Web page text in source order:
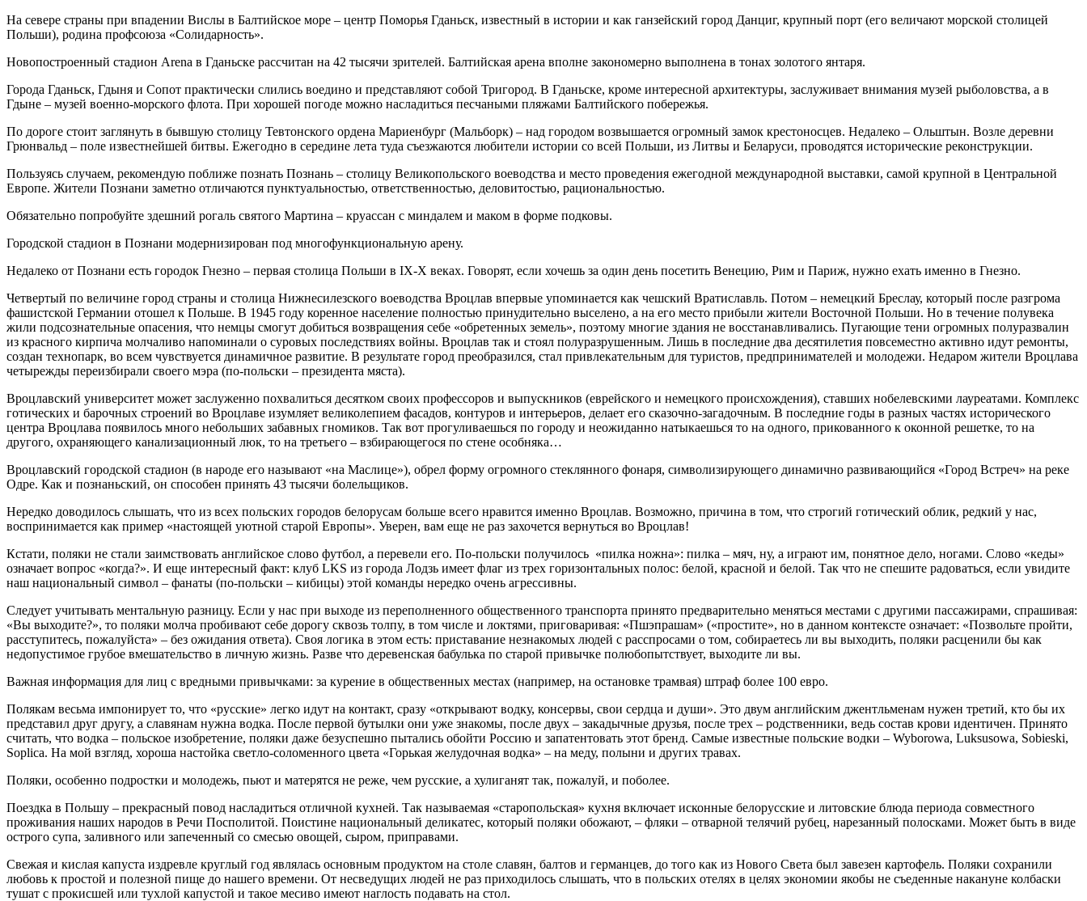
На севере страны при впадении Вислы в Балтийское море – центр Поморья Гданьск, известный в истории и как ганзейский город Данциг, крупный порт (его величают морской столицей
Польши), родина профсоюза «Солидарность».
Новопостроенный стадион Arena в Гданьске рассчитан на 42 тысячи зрителей. Балтийская арена вполне закономерно выполнена в тонах золотого янтаря.
Города Гданьск, Гдыня и Сопот практически слились воедино и представляют собой Тригород. В Гданьске, кроме интересной архитектуры, заслуживает внимания музей рыболовства, а в
Гдыне – музей военно-морского флота. При хорошей погоде можно насладиться песчаными пляжами Балтийского побережья.
По дороге стоит заглянуть в бывшую столицу Тевтонского ордена Мариенбург (Мальборк) – над городом возвышается огромный замок крестоносцев. Недалеко – Ольштын. Возле деревни
Грюнвальд – поле известнейшей битвы. Ежегодно в середине лета туда съезжаются любители истории со всей Польши, из Литвы и Беларуси, проводятся исторические реконструкции.
Пользуясь случаем, рекомендую поближе познать Познань – столицу Великопольского воеводства и место проведения ежегодной международной выставки, самой крупной в Центральной
Европе. Жители Познани заметно отличаются пунктуальностью, ответственностью, деловитостью, рациональностью.
Обязательно попробуйте здешний рогаль святого Мартина – круассан с миндалем и маком в форме подковы.
Городской стадион в Познани модернизирован под многофункциональную арену.
Недалеко от Познани есть городок Гнезно – первая столица Польши в IX-X веках. Говорят, если хочешь за один день посетить Венецию, Рим и Париж, нужно ехать именно в Гнезно.
Четвертый по величине город страны и столица Нижнесилезского воеводства Вроцлав впервые упоминается как чешский Вратиславль. Потом – немецкий Бреслау, который после разгрома
фашистской Германии отошел к Польше. В 1945 году коренное население полностью принудительно выселено, а на его место прибыли жители Восточной Польши. Но в течение полувека
жили подсознательные опасения, что немцы смогут добиться возвращения себе «обретенных земель», поэтому многие здания не восстанавливались. Пугающие тени огромных полуразвалин
из красного кирпича молчаливо напоминали о суровых последствиях войны. Вроцлав так и стоял полуразрушенным. Лишь в последние два десятилетия повсеместно активно идут ремонты,
создан технопарк, во всем чувствуется динамичное развитие. В результате город преобразился, стал привлекательным для туристов, предпринимателей и молодежи. Недаром жители Вроцлава
четырежды переизбирали своего мэра (по-польски – президента мяста).
Вроцлавский университет может заслуженно похвалиться десятком своих профессоров и выпускников (еврейского и немецкого происхождения), ставших нобелевскими лауреатами. Комплекс
готических и барочных строений во Вроцлаве изумляет великолепием фасадов, контуров и интерьеров, делает его сказочно-загадочным. В последние годы в разных частях исторического
центра Вроцлава появилось много небольших забавных гномиков. Так вот прогуливаешься по городу и неожиданно натыкаешься то на одного, прикованного к оконной решетке, то на
другого, охраняющего канализационный люк, то на третьего – взбирающегося по стене особняка…
Вроцлавский городской стадион (в народе его называют «на Маслице»), обрел форму огромного стеклянного фонаря, символизирующего динамично развивающийся «Город Встреч» на реке
Одре. Как и познаньский, он способен принять 43 тысячи болельщиков.
Нередко доводилось слышать, что из всех польских городов белорусам больше всего нравится именно Вроцлав. Возможно, причина в том, что строгий готический облик, редкий у нас,
воспринимается как пример «настоящей уютной старой Европы». Уверен, вам еще не раз захочется вернуться во Вроцлав!
Кстати, поляки не стали заимствовать английское слово футбол, а перевели его. По-польски получилось «пилка ножна»: пилка – мяч, ну, а играют им, понятное дело, ногами. Слово «кеды»
означает вопрос «когда?». И еще интересный факт: клуб LKS из города Лодзь имеет флаг из трех горизонтальных полос: белой, красной и белой. Так что не спешите радоваться, если увидите
наш национальный символ – фанаты (по-польски – кибицы) этой команды нередко очень агрессивны.
Следует учитывать ментальную разницу. Если у нас при выходе из переполненного общественного транспорта принято предварительно меняться местами с другими пассажирами, спрашивая:
«Вы выходите?», то поляки молча пробивают себе дорогу сквозь толпу, в том числе и локтями, приговаривая: «Пшэпрашам» («простите», но в данном контексте означает: «Позвольте пройти,
расступитесь, пожалуйста» – без ожидания ответа). Своя логика в этом есть: приставание незнакомых людей с расспросами о том, собираетесь ли вы выходить, поляки расценили бы как
недопустимое грубое вмешательство в личную жизнь. Разве что деревенская бабулька по старой привычке полюбопытствует, выходите ли вы.
Важная информация для лиц с вредными привычками: за курение в общественных местах (например, на остановке трамвая) штраф более 100 евро.
Полякам весьма импонирует то, что «русские» легко идут на контакт, сразу «открывают водку, консервы, свои сердца и души». Это двум английским джентльменам нужен третий, кто бы их
представил друг другу, а славянам нужна водка. После первой бутылки они уже знакомы, после двух – закадычные друзья, после трех – родственники, ведь состав крови идентичен. Принято
считать, что водка – польское изобретение, поляки даже безуспешно пытались обойти Россию и запатентовать этот бренд. Самые известные польские водки – Wyborowa, Luksusowa, Sobieski,
Soplica. На мой взгляд, хороша настойка светло-соломенного цвета «Горькая желудочная водка» – на меду, полыни и других травах.
Поляки, особенно подростки и молодежь, пьют и матерятся не реже, чем русские, а хулиганят так, пожалуй, и поболее.
Поездка в Польшу – прекрасный повод насладиться отличной кухней. Так называемая «старопольская» кухня включает исконные белорусские и литовские блюда периода совместного
проживания наших народов в Речи Посполитой. Поистине национальный деликатес, который поляки обожают, – фляки – отварной телячий рубец, нарезанный полосками. Может быть в виде
острого супа, заливного или запеченный со смесью овощей, сыром, приправами.
Свежая и кислая капуста издревле круглый год являлась основным продуктом на столе славян, балтов и германцев, до того как из Нового Света был завезен картофель. Поляки сохранили
любовь к простой и полезной пище до нашего времени. От несведущих людей не раз приходилось слышать, что в польских отелях в целях экономии якобы не съеденные накануне колбаски
тушат с прокисшей или тухлой капустой и такое месиво имеют наглость подавать на стол.